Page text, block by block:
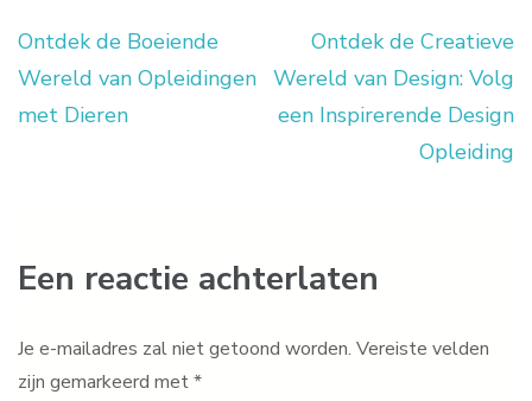
Berichtnavigatie
Ontdek de Boeiende
Wereld van Opleidingen
met Dieren
Ontdek de Creatieve
Wereld van Design: Volg
een Inspirerende Design
Opleiding
Een reactie achterlaten
Je e-mailadres zal niet getoond worden. Vereiste velden
zijn gemarkeerd met*